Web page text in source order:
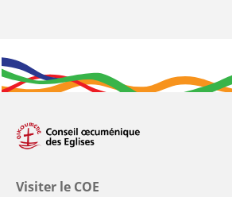
Visiter le COE